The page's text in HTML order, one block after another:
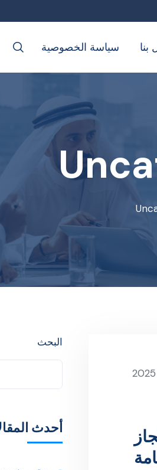
بنا سياسة الخصوصية
البحث
أحدث